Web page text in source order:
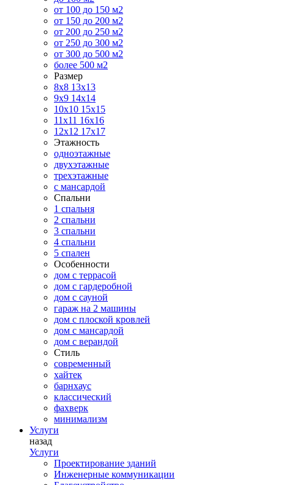
от 100 до 150 м2
от 150 до 200 м2
от 200 до 250 м2
от 250 до 300 м2
от 300 до 500 м2
более 500 м2
Размер
8х8 13х13
9х9 14х14
10х10 15х15
11x11 16х16
12х12 17х17
Этажность
одноэтажные
двухэтажные
трехэтажные
с мансардой
Спальни
1 спальня
2 спальни
3 спальни
4 спальни
5 спален
Особенности
дом с террасой
дом с гардеробной
дом с сауной
гараж на 2 машины
дом с плоской кровлей
дом с мансардой
дом с верандой
Стиль
современный
хайтек
барнхаус
классический
фахверк
минимализм
Услуги
назад
Услуги
Проектирование зданий
Инженерные коммуникации